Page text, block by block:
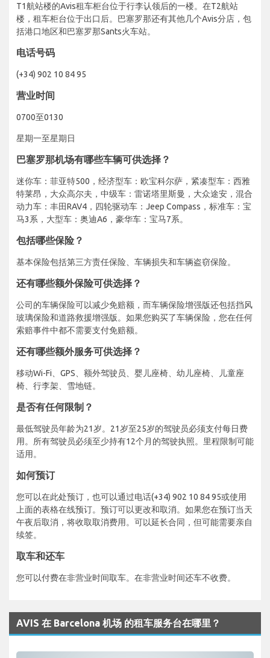
T1航站楼的Avis租车柜台位于行李认领后的一楼。在T2航站
楼，租车柜台位于出口后。巴塞罗那还有其他几个Avis分店，包
括港口地区和巴塞罗那Sants火车站。
电话号码
(+34) 902 10 84 95
营业时间
0700至0130
星期一至星期日
巴塞罗那机场有哪些车辆可供选择？
迷你车：菲亚特500，经济型车：欧宝科尔萨，紧凑型车：西雅
特莱昂，大众高尔夫，中级车：雷诺塔里斯曼，大众途安，混合
动力车：丰田RAV4，四轮驱动车：Jeep Compass，标准车：宝
马3系，大型车：奥迪A6，豪华车：宝马7系。
包括哪些保险？
基本保险包括第三方责任保险、车辆损失和车辆盗窃保险。
还有哪些额外保险可供选择？
公司的车辆保险可以减少免赔额，而车辆保险增强版还包括挡风
玻璃保险和道路救援增强版。如果您购买了车辆保险，您在任何
索赔事件中都不需要支付免赔额。
还有哪些额外服务可供选择？
移动Wi-Fi、GPS、额外驾驶员、婴儿座椅、幼儿座椅、儿童座
椅、行李架、雪地链。
是否有任何限制？
最低驾驶员年龄为21岁。21岁至25岁的驾驶员必须支付每日费
用。所有驾驶员必须至少持有12个月的驾驶执照。里程限制可能
适用。
如何预订
您可以在此处预订，也可以通过电话(+34) 902 10 84 95或使用
上面的表格在线预订。预订可以更改和取消。如果您在预订当天
午夜后取消，将收取取消费用。可以延长合同，但可能需要亲自
续签。
取车和还车
您可以付费在非营业时间取车。在非营业时间还车不收费。
AVIS 在 Barcelona 机场 的租车服务台在哪里？